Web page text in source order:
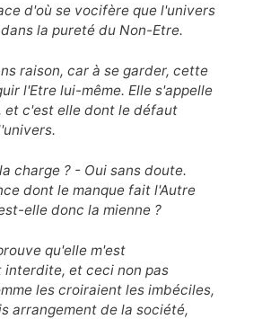
d'où se vocifère que l'univers
la pureté du Non-Etre.
raison, car à se garder, cette
l'Etre lui-même. Elle s'appelle
et c'est elle dont le défaut
charge ? - Oui sans doute.
dont le manque fait l'Autre
elle donc la mienne ?
qu'elle m'est
interdite, et ceci non pas
les croiraient les imbéciles,
arrangement de la société,